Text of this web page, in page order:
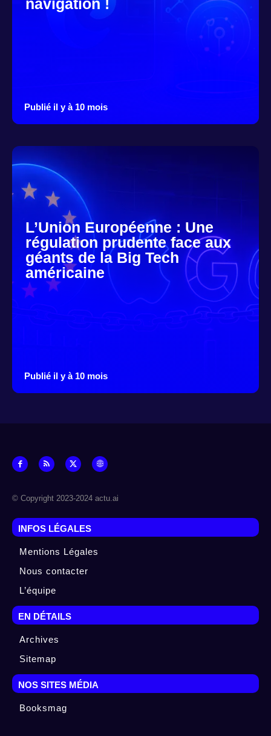
navigation !
Publié il y à 10 mois
L’Union Européenne : Une
régulation prudente face aux
géants de la Big Tech
américaine
Publié il y à 10 mois
© Copyright 2023-2024 actu.ai
INFOS LÉGALES
Mentions Légales
Nous contacter
L’équipe
EN DÉTAILS
Archives
Sitemap
NOS SITES MÉDIA
Booksmag